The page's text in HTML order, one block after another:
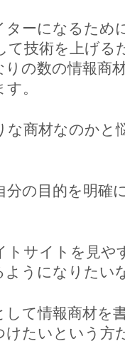
ターになるため
て技術を上げる
の数の情報商
。
な商材なのかと
分の目的を明確
トサイトを見や
ようになりたい
して情報商材を
けたいという方